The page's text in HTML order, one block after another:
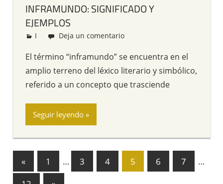
INFRAMUNDO: SIGNIFICADO Y
EJEMPLOS
Redacción
I Deja un comentario
El término “inframundo” se encuentra en el
amplio terreno del léxico literario y simbólico,
referido a un concepto que trasciende
Seguir leyendo
Navegación
«Entradas
anteriores
1 … 3 4 5 6 7
…